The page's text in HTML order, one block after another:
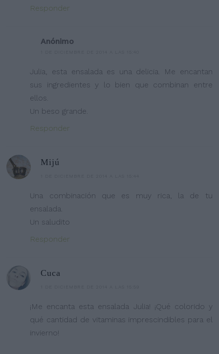
Responder
Anónimo
Julia, esta ensalada es una delicia. Me encantan
sus ingredientes y lo bien que combinan entre
ellos.
Un beso grande.
Responder
Mijú
Una combinación que es muy rica, la de tu
ensalada.
Un saludito
Responder
Cuca
¡Me encanta esta ensalada Julia! ¡Qué colorido y
qué cantidad de vitaminas imprescindibles para el
invierno!